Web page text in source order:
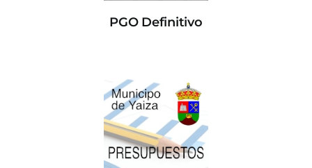
PGO Definitivo